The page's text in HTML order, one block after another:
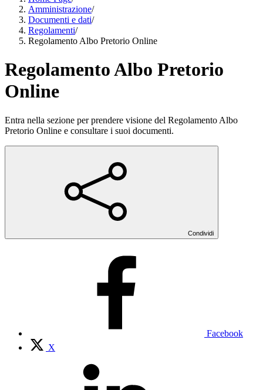
Amministrazione/
Documenti e dati/
Regolamenti/
Regolamento Albo Pretorio Online
Regolamento Albo Pretorio
Online
Entra nella sezione per prendere visione del Regolamento Albo
Pretorio Online e consultare i suoi documenti.
Condividi
Facebook
X